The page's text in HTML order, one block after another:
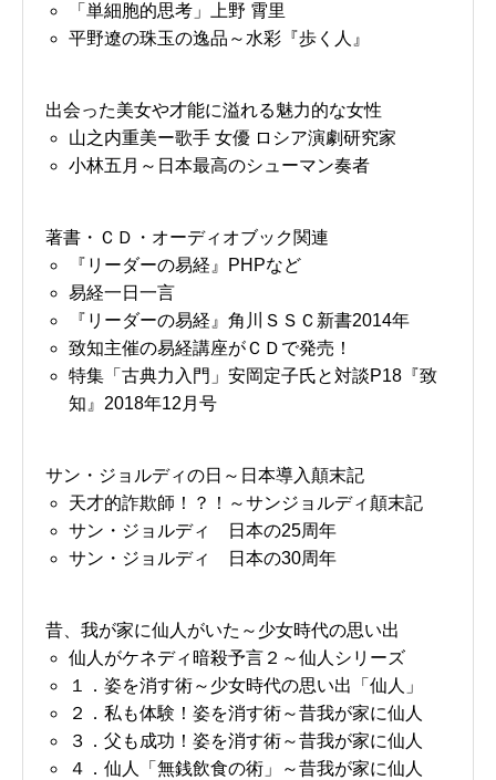
「単細胞的思考」上野 霄里
平野遼の珠玉の逸品～水彩『歩く人』
出会った美女や才能に溢れる魅力的な女性
山之内重美ー歌手 女優 ロシア演劇研究家
小林五月～日本最高のシューマン奏者
著書・ＣＤ・オーディオブック関連
『リーダーの易経』PHPなど
易経一日一言
『リーダーの易経』角川ＳＳＣ新書2014年
致知主催の易経講座がＣＤで発売！
特集「古典力入門」安岡定子氏と対談P18『致
知』2018年12月号
サン・ジョルディの日～日本導入顛末記
天才的詐欺師！？！～サンジョルディ顛末記
サン・ジョルディ 日本の25周年
サン・ジョルディ 日本の30周年
昔、我が家に仙人がいた～少女時代の思い出
仙人がケネディ暗殺予言２～仙人シリーズ
１．姿を消す術～少女時代の思い出「仙人」
２．私も体験！姿を消す術～昔我が家に仙人
３．父も成功！姿を消す術～昔我が家に仙人
４．仙人「無銭飲食の術」～昔我が家に仙人